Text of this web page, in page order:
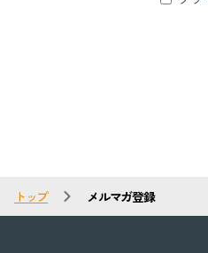
トップ メルマガ登録